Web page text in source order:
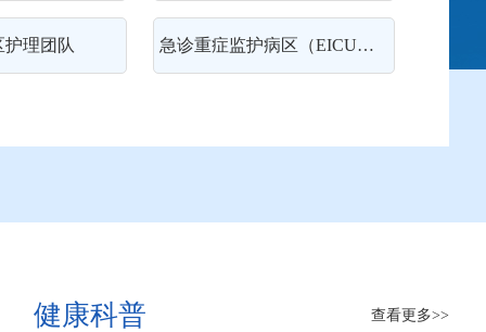
护理团队 急诊重症监护病区（EICU）护理团队
健康科普 查看更多>>